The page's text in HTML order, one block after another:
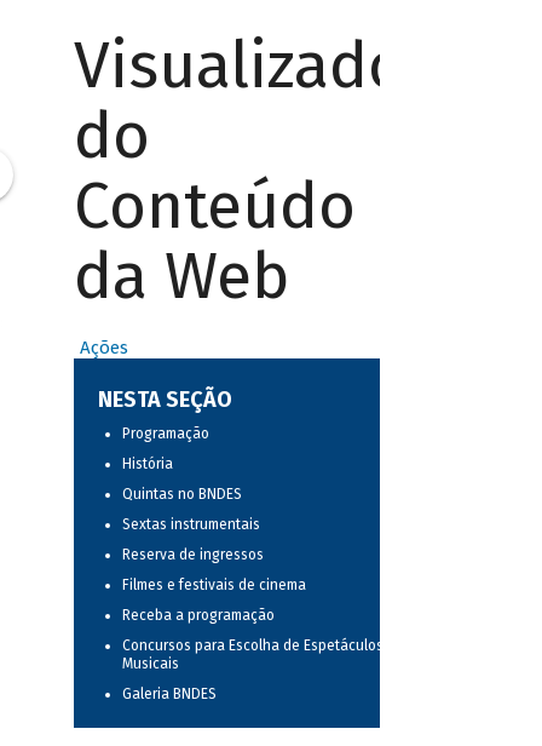
Visualizador
do
Conteúdo
da Web
Ações
NESTA SEÇÃO
Programação
História
Quintas no BNDES
Sextas instrumentais
Reserva de ingressos
Filmes e festivais de cinema
Receba a programação
Concursos para Escolha de Espetáculos
Musicais
Galeria BNDES